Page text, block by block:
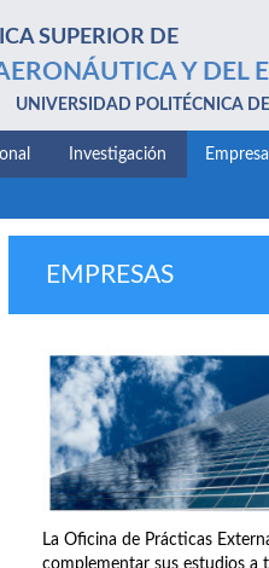
SUPERIOR DE
Y DEL
UNIVERSIDAD POLITÉCNICA
Investigación
EMPRESAS
La Oficina de Prácticas
complementar sus estudios a